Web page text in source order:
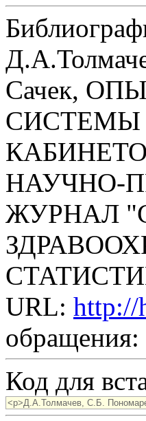
Сачек,
СИСТЕМЫ
НАУЧНО-
ЖУРНАЛ
URL: http://
обращения:
Код для